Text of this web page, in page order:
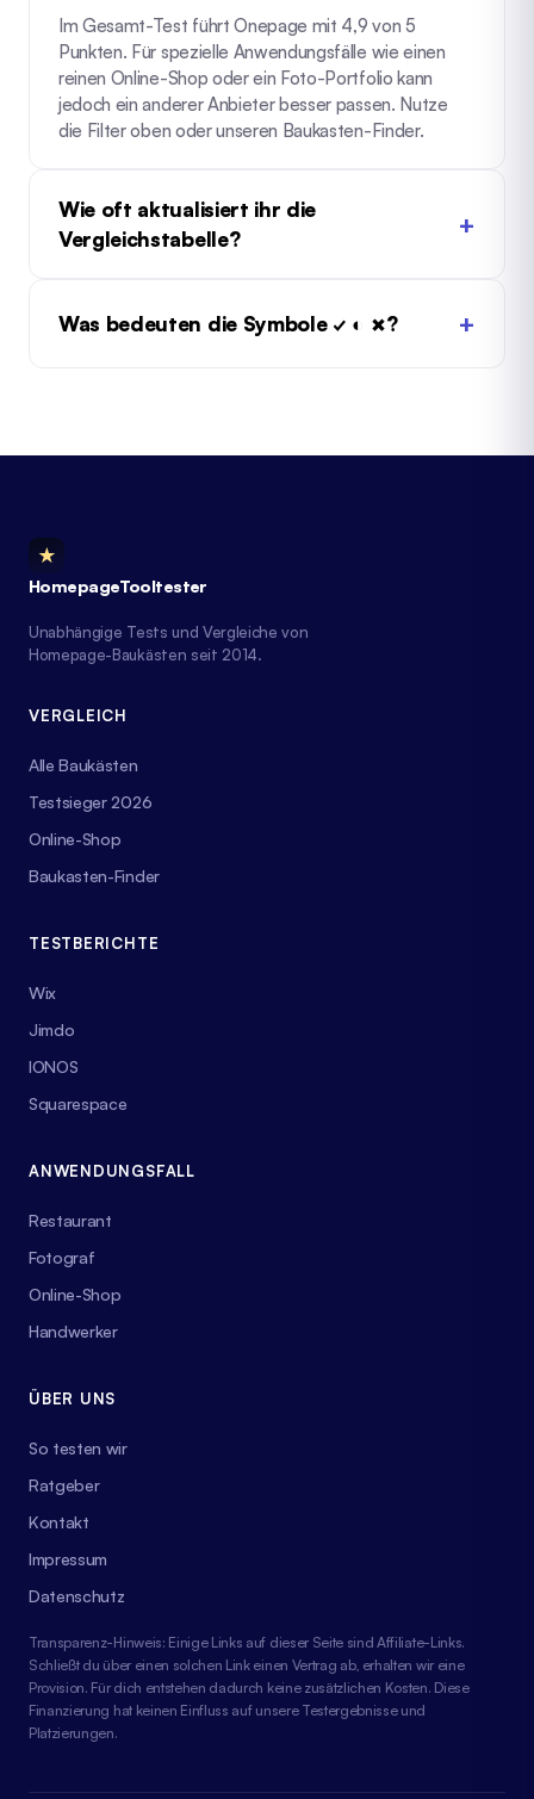
Im Gesamt-Test führt Onepage mit 4,9 von 5
Punkten. Für spezielle Anwendungsfälle wie einen
reinen Online-Shop oder ein Foto-Portfolio kann
jedoch ein anderer Anbieter besser passen. Nutze
die Filter oben oder unseren Baukasten-Finder.
Wie oft aktualisiert ihr die
Vergleichstabelle?
Was bedeuten die Symbole ✓ ◐ ✗?
★
HomepageTooltester
Unabhängige Tests und Vergleiche von
Homepage-Baukästen seit 2014.
VERGLEICH
Alle Baukästen
Testsieger 2026
Online-Shop
Baukasten-Finder
TESTBERICHTE
Wix
Jimdo
IONOS
Squarespace
ANWENDUNGSFALL
Restaurant
Fotograf
Online-Shop
Handwerker
ÜBER UNS
So testen wir
Ratgeber
Kontakt
Impressum
Datenschutz
Transparenz-Hinweis: Einige Links auf dieser Seite sind Affiliate-Links.
Schließt du über einen solchen Link einen Vertrag ab, erhalten wir eine
Provision. Für dich entstehen dadurch keine zusätzlichen Kosten. Diese
Finanzierung hat keinen Einfluss auf unsere Testergebnisse und
Platzierungen.